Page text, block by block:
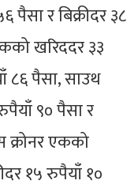
पैसा र बिक्रीदर ३८
खरिददर ३३
८६ पैसा, साउथ
९० पैसा र
क्रोनर एकको
१५ रुपैयाँ १०